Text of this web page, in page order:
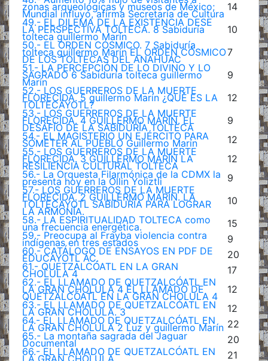
zonas arqueológicas y museos de México;
Mundial influyó, afirma Secretaría de Cultura
14
49.- EL DILEMA DE LA EXISTENCIA DESE
LA PERSPECTIVA TOLTECA. 8 Sabiduría
tolteca guillermo Marín
10
50.- EL ORDEN CÓSMICO. 7 Sabiduría
tolteca guillermo Marín EL ORDEN CÓSMICO
DE LOS TOLTECAS DEL ANAHUAC
7
51.- LA PERCEPCIÓN DE LO DIVINO Y LO
SAGRADO 6 Sabiduría tolteca guillermo
Marín
9
52.- LOS GUERREROS DE LA MUERTE
FLORECIDA. 5 guillermo Marín ¿QUÉ ES LA
TOLTECÁYOTL?
12
53.- LOS GUERREROS DE LA MUERTE
FLORECIDA. 4 GUILLERMO MARÍN. EL
DESAFÍO DE LA SABIDURÍA TOLTECA
9
54.- EL MAGISTERIO UN EJÉRCITO PARA
SOMETER AL PUEBLO Guillermo Marín
12
55.- LOS GUERREROS DE LA MUERTE
FLORECIDA. 3 GUILLERMO MARÍN LA
RESILIENCIA CULTURAL TOLTECA
12
56.- La Orquesta Filarmónica de la CDMX la
presenta hoy en la Ollin Yoliztli
9
57.- LOS GUERREROS DE LA MUERTE
FLORECIDA. 2 GUILLERMO MARÍN. LA
TOLTECAYOTL SABIDURÍA PARA LOGRAR
LA ARMONÍA.
10
58.- LA ESPIRITUALIDAD TOLTECA como
una frecuencia energética.
15
59.- Preocupa al Frayba violencia contra
indígenas en tres estados
9
60.- CATÁLOGO DE ENSAYOS EN PDF DE
EDUCAYOTL AC.
20
61.- QUETZALCÓATL EN LA GRAN
CHOLULA 4
17
62.- EL LLAMADO DE QUETZALCÓATL EN
LA GRAN CHOLULA 4 EL LLAMADO DE
QUETZALCÓATL EN LA GRAN CHOLULA 4
12
63.- EL LLAMADO DE QUETZALCÓATL EN
LA GRAN CHOLULA. 3
12
64.- EL LLAMADO DE QUETZALCÓATL EN
LA GRAN CHOLULA 2 Luz y guillermo Marín 22
65.- La montaña sagrada del Jaguar
Documental
20
66.- EL LLAMADO DE QUETZALCÓATL EN
LA GRAN CHOLULA
21